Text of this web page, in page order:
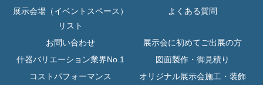
展示会場（イベントスペース）
リスト
よくある質問
お問い合わせ
展示会に初めてご出展の方
什器バリエーション業界No.1
図面製作・御見積り
コストパフォーマンス
オリジナル展示会施工・装飾